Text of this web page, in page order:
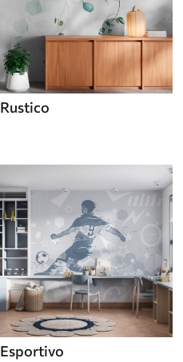
Rustico
Esportivo